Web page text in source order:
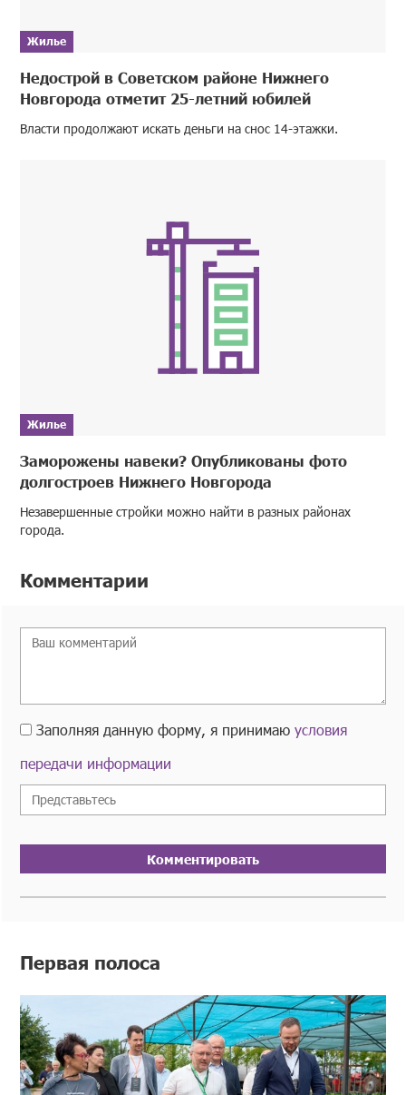
Жилье
Недострой в Советском районе Нижнего
Новгорода отметит 25-летний юбилей
Власти продолжают искать деньги на снос 14-этажки.
Жилье
Заморожены навеки? Опубликованы фото
долгостроев Нижнего Новгорода
Незавершенные стройки можно найти в разных районах
города.
Комментарии
Заполняя данную форму, я принимаюусловия
передачи информации
Комментировать
Первая полоса